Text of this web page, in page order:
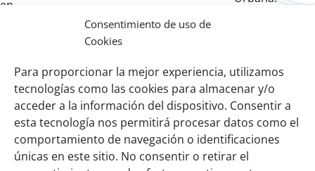
Consentimiento de uso de
Cookies
Para proporcionar la mejor experiencia, utilizamos
tecnologías como las cookies para almacenar y/o
acceder a la información del dispositivo. Consentir a
esta tecnología nos permitirá procesar datos como el
comportamiento de navegación o identificaciones
únicas en este sitio. No consentir o retirar el
en
experiencia.
Links
importantes
Sobre nosotros
Nuestra red